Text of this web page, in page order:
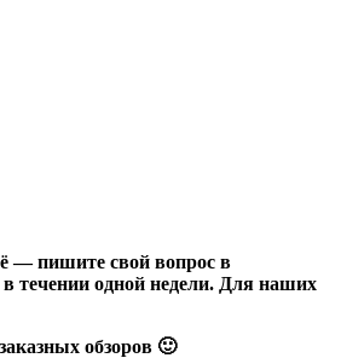
— пишите свой вопрос в
течении одной недели. Для наших
обзоров 🙂